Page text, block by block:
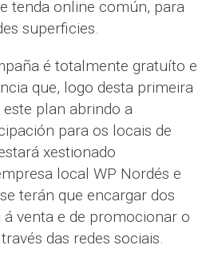
tenda online común, para
superficies.
é totalmente gratuíto e
que, logo desta primeira
plan abrindo a
para os locais de
xestionado
local WP Nordés e
terán que encargar dos
venta e de promocionar o
das redes sociais.